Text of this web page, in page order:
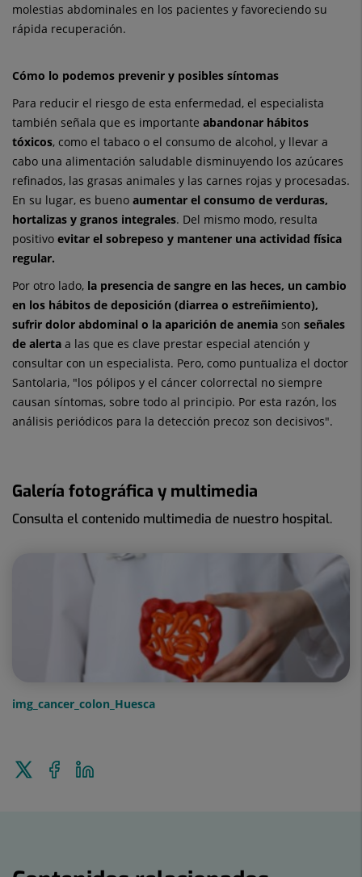
molestias abdominales en los pacientes y favoreciendo su
rápida recuperación.
Cómo lo podemos prevenir y posibles síntomas
Para reducir el riesgo de esta enfermedad, el especialista
también señala que es importante abandonar hábitos
tóxicos, como el tabaco o el consumo de alcohol, y llevar a
cabo una alimentación saludable disminuyendo los azúcares
refinados, las grasas animales y las carnes rojas y procesadas.
En su lugar, es bueno aumentar el consumo de verduras,
hortalizas y granos integrales. Del mismo modo, resulta
positivo evitar el sobrepeso y mantener una actividad física
regular.
Por otro lado, la presencia de sangre en las heces, un cambio
en los hábitos de deposición (diarrea o estreñimiento),
sufrir dolor abdominal o la aparición de anemia son señales
de alerta a las que es clave prestar especial atención y
consultar con un especialista. Pero, como puntualiza el doctor
Santolaria, "los pólipos y el cáncer colorrectal no siempre
causan síntomas, sobre todo al principio. Por esta razón, los
análisis periódicos para la detección precoz son decisivos".
Galería fotográfica y multimedia
Consulta el contenido multimedia de nuestro hospital.
img_cancer_colon_Huesca
Enviar
Compartir
en